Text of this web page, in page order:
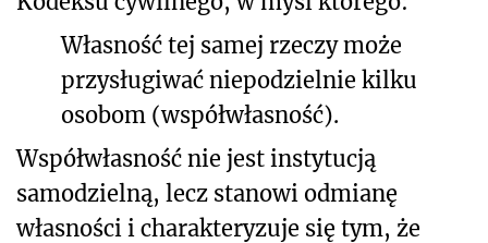
Własność tej samej rzeczy może
przysługiwać niepodzielnie kilku
osobom (współwłasność).
Współwłasność nie jest instytucją
samodzielną, lecz stanowi odmianę
własności i charakteryzuje się tym, że